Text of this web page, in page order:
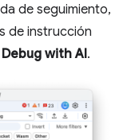
de seguimiento,
de instrucción
Debug with AI.